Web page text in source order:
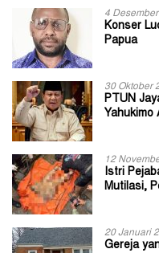
4
Konser
Papua
30 Oktober
PTUN
12
Istri
Mutilasi,
20 Januari
Gereja